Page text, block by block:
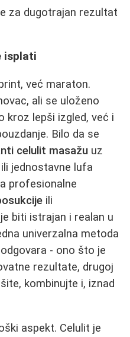
za dugotrajan rezultat
isplati
već maraton.
ali se uloženo
kroz lepši izgled, već i
Bilo da se
celulit masažu uz
jednostavne lufa
profesionalne
ili
biti istrajan i realan u
univerzalna metoda
- ono što je
rezultate, drugoj
kombinujte i, iznad
aspekt. Celulit je